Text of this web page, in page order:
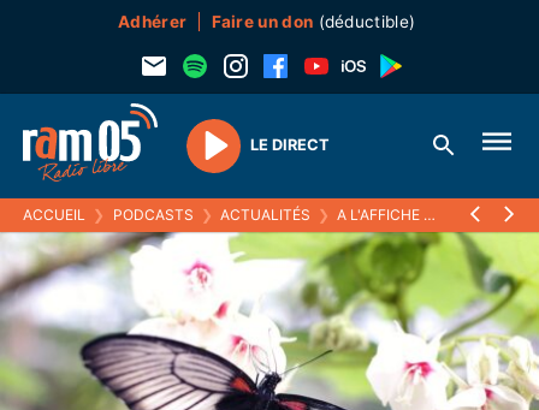
Adhérer Faire un don (déductible)
Play
LE DIRECT
ACCUEIL ❯ PODCASTS ❯ ACTUALITÉS ❯ A L'AFFICHE ❯